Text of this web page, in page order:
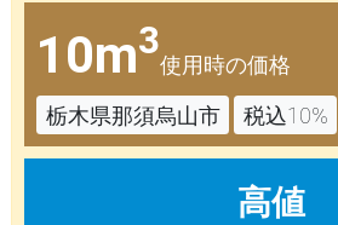
10m3
使用時の価格
栃木県那須烏山市
税込10%
高値